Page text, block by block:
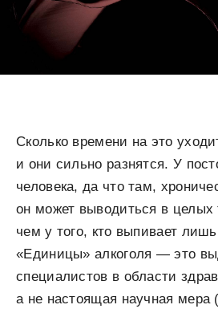
Сколько времени на это
и они сильно разнятся. У
человека, да что там,
он может выводиться в целых
чем у того, кто выпивает
«Единицы» алкоголя — это
специалистов в области
а не настоящая научная мера